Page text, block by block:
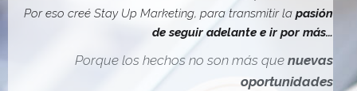
V
G
I
Por eso creé Stay Up Marketing, para transmitir la pasión
de seguir adelante e ir por más…
Porque los hechos no son más que nuevas
oportunidades